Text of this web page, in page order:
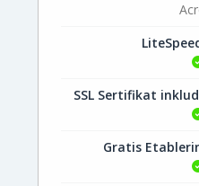
SSL Sertifikat
Gratis